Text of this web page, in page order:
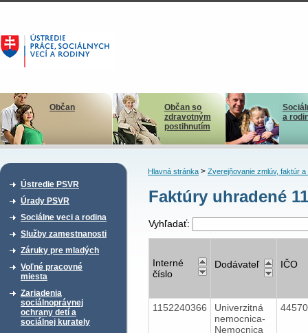
Občan
Občan so
zdravotným
postihnutím
a
Ústredie PSVR
Úrady PSVR
Sociálne veci a rodina
Služby zamestnanosti
Záruky pre mladých
Voľné pracovné
miesta
Zariadenia
sociálnoprávnej
ochrany detí a
sociálnej kurately
Hlavná stránka> Zverejňovanie zmlúv, faktúr a
Faktúry uhradené
Vyhľadať:
Interné
číslo
Dodávateľ IČO
1152240366
Univerzitná
nemocnica-
Nemocnica